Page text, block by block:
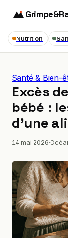
Nutrition
Santé & Bien-
Excès
bébé :
d’une
14 mai 2026·